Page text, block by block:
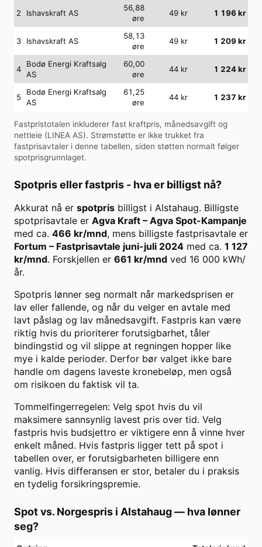
2 Ishavskraft AS
56,88
øre
49 kr 1 196 kr
3 Ishavskraft AS
58,13
øre
49 kr 1 209 kr
4
Bodø Energi Kraftsalg
AS
60,00
øre
44 kr 1 224kr
5
Bodø Energi Kraftsalg
AS
61,25
øre
44 kr 1 237 kr
Fastpristotalen inkluderer fast kraftpris, månedsavgift og
nettleie (LINEA AS). Strømstøtte er ikke trukket fra
fastprisavtaler i denne tabellen, siden støtten normalt følger
spotprisgrunnlaget.
Spotpris eller fastpris - hva er billigst nå?
Akkurat nå er spotpris billigst i Alstahaug. Billigste
spotprisavtale er Agva Kraft – Agva Spot-Kampanje
med ca. 466 kr/mnd, mens billigste fastprisavtale er
Fortum – Fastprisavtale juni-juli 2024 med ca. 1 127
kr/mnd. Forskjellen er 661 kr/mnd ved 16 000 kWh/
år.
Spotpris lønner seg normalt når markedsprisen er
lav eller fallende, og når du velger en avtale med
lavt påslag og lav månedsavgift. Fastpris kan være
riktig hvis du prioriterer forutsigbarhet, tåler
bindingstid og vil slippe at regningen hopper like
mye i kalde perioder. Derfor bør valget ikke bare
handle om dagens laveste kronebeløp, men også
om risikoen du faktisk vil ta.
Tommelfingerregelen: Velg spot hvis du vil
maksimere sannsynlig lavest pris over tid. Velg
fastpris hvis budsjettro er viktigere enn å vinne hver
enkelt måned. Hvis fastpris ligger tett på spot i
tabellen over, er forutsigbarheten billigere enn
vanlig. Hvis differansen er stor, betaler du i praksis
en tydelig forsikringspremie.
Spot vs. Norgespris i Alstahaug— hva lønner
seg?